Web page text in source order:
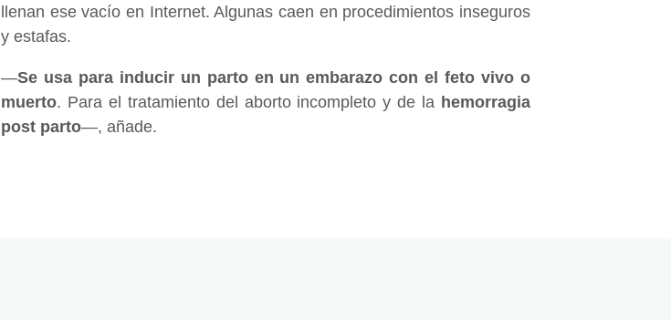
llenan ese vacío en Internet. Algunas caen en procedimientos inseguros
y estafas.
—Se usa para inducir un parto en un embarazo con el feto vivo o
muerto. Para el tratamiento del aborto incompleto y de la hemorragia
post parto—, añade.